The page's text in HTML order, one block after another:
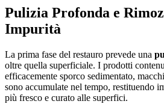
Pulizia Profonda e
Impurità
La prima fase del restauro prevede una
oltre quella superficiale. I prodotti
efficacemente sporco sedimentato,
sono accumulate nel tempo, restituendo
più fresco e curato alle superfici.